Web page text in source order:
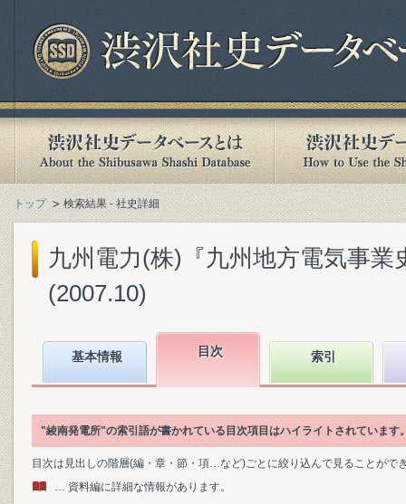
トップ 検索結果 - 社史詳細
九州電力(株)『九州地方電気事業
(2007.10)
基本情報 目次 索引
"綾南発電所"の索引語が書かれている目次項目はハイライトされています
目次は見出しの階層(編・章・節・項…など)ごとに絞り込んで見ることがで
… 資料編に詳細な情報があります。